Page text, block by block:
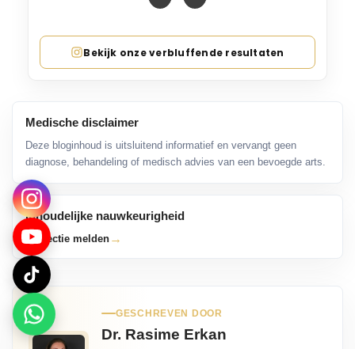
Bekijk onze verbluffende resultaten
Medische disclaimer
Deze bloginhoud is uitsluitend informatief en vervangt geen
diagnose, behandeling of medisch advies van een bevoegde arts.
Inhoudelijke nauwkeurigheid
Correctie melden →
GESCHREVEN DOOR
Dr. Rasime Erkan